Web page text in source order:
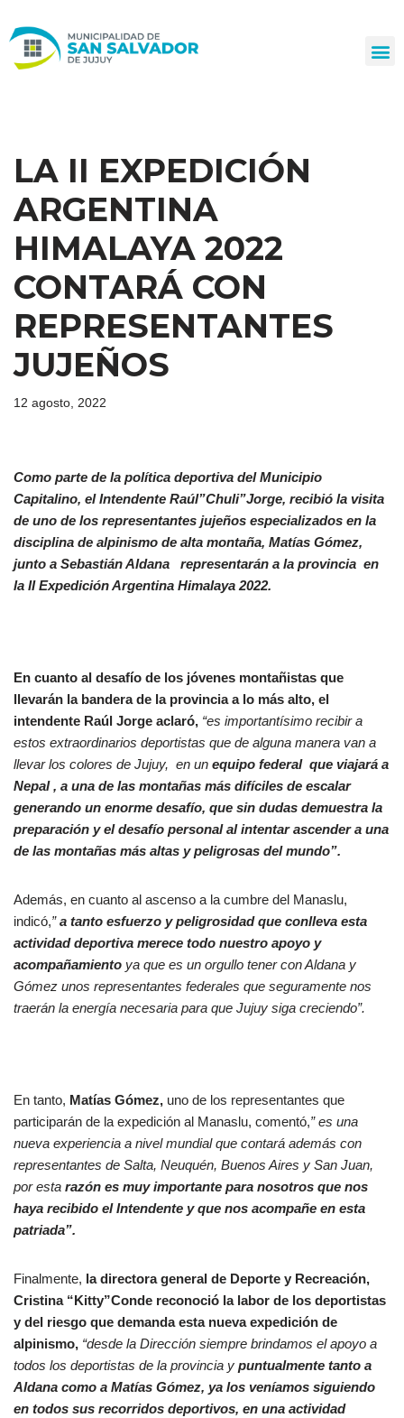
al
LA II EXPEDICIÓN
ARGENTINA
HIMALAYA 2022
CONTARÁ CON
REPRESENTANTES
JUJEÑOS
12 agosto, 2022
Como parte de la política deportiva del Municipio
Capitalino, el Intendente Raúl”Chuli”Jorge, recibió la visita
de uno de los representantes jujeños especializados en la
disciplina de alpinismo de alta montaña, Matías Gómez,
junto a Sebastián Aldana representarán a la provincia en
la II Expedición Argentina Himalaya 2022.
En cuanto al desafío de los jóvenes montañistas que
llevarán la bandera de la provincia a lo más alto, el
intendente Raúl Jorge aclaró, “es importantísimo recibir a
estos extraordinarios deportistas que de alguna manera van a
llevar los colores de Jujuy, en un equipo federal que viajará a
Nepal , a una de las montañas más difíciles de escalar
generando un enorme desafío, que sin dudas demuestra la
preparación y el desafío personal al intentar ascender a una
de las montañas más altas y peligrosas del mundo”.
Además, en cuanto al ascenso a la cumbre del Manaslu,
indicó,”a tanto esfuerzo y peligrosidad que conlleva esta
actividad deportiva merece todo nuestro apoyo y
acompañamiento ya que es un orgullo tener con Aldana y
Gómez unos representantes federales que seguramente nos
traerán la energía necesaria para que Jujuy siga creciendo”.
En tanto, Matías Gómez, uno de los representantes que
participarán de la expedición al Manaslu, comentó,” es una
nueva experiencia a nivel mundial que contará además con
representantes de Salta, Neuquén, Buenos Aires y San Juan,
por esta razón es muy importante para nosotros que nos
haya recibido el Intendente y que nos acompañe en esta
patriada”.
Finalmente, la directora general de Deporte y Recreación,
Cristina “Kitty”Conde reconoció la labor de los deportistas
y del riesgo que demanda esta nueva expedición de
alpinismo, “desde la Dirección siempre brindamos el apoyo a
todos los deportistas de la provincia y puntualmente tanto a
Aldana como a Matías Gómez, ya los veníamos siguiendo
en todos sus recorridos deportivos, en una actividad